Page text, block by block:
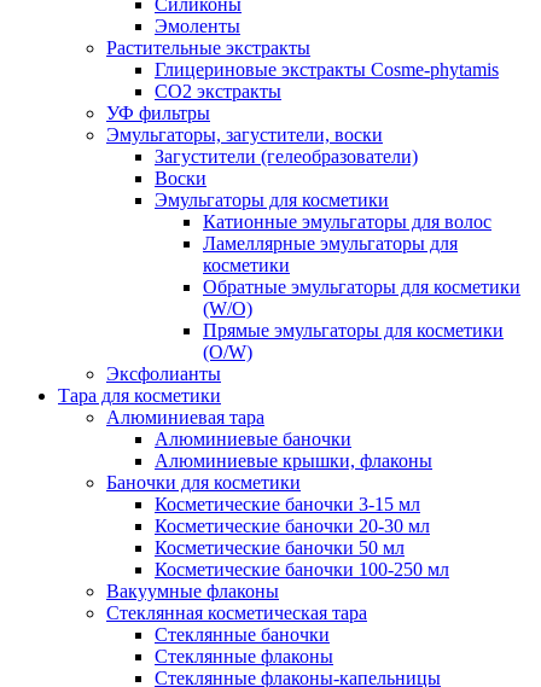
Силиконы
Эмоленты
Растительные экстракты
Глицериновые экстракты Cosme-phytamis
СО2 экстракты
УФ фильтры
Эмульгаторы, загустители, воски
Загустители (гелеобразователи)
Воски
Эмульгаторы для косметики
Катионные эмульгаторы для волос
Ламеллярные эмульгаторы для
косметики
Обратные эмульгаторы для косметики
(W/O)
Прямые эмульгаторы для косметики
(O/W)
Эксфолианты
Тара для косметики
Алюминиевая тара
Алюминиевые баночки
Алюминиевые крышки, флаконы
Баночки для косметики
Косметические баночки 3-15 мл
Косметические баночки 20-30 мл
Косметические баночки 50 мл
Косметические баночки 100-250 мл
Вакуумные флаконы
Стеклянная косметическая тара
Стеклянные баночки
Стеклянные флаконы
Стеклянные флаконы-капельницы